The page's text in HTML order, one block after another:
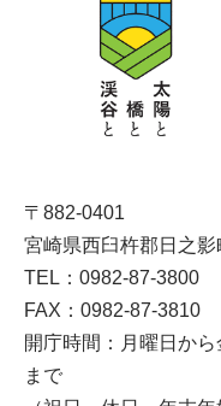
〒882-0401
宮崎県西臼杵郡日之
TEL：0982-87-3800
FAX：0982-87-3810
開庁時間：月曜日か
まで